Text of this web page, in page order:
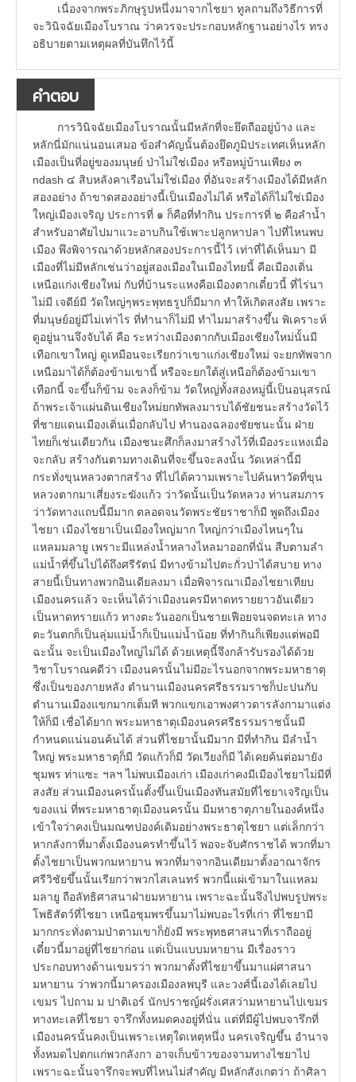
เนื่องจากพระภิกษุรูปหนึ่งมาจากไชยา ทูลถามถึงวิธีการที่
จะวินิจฉัยเมืองโบราณ ว่าควรจะประกอบหลักฐานอย่างไร ทรง
อธิบายตามเหตุผลที่บันทึกไว้นี้
คำตอบ
การวินิจฉัยเมืองโบราณนั้นมีหลักที่จะยึดถืออยู่บ้าง และ
หลักนี่มักแน่นอนเสมอ ข้อสำคัญนั้นต้องยึดภูมิประเทศเห็นหลัก
เมืองเป็นที่อยู่ของมนุษย์ ป่าไม่ใช่เมือง หรือหมู่บ้านเพียง ๓
ndash ๔ สิบหลังคาเรือนไม่ใช่เมือง ที่อันจะสร้างเมืองได้มีหลัก
สองอย่าง ถ้าขาดสองอย่างนี้เป็นเมืองไม่ได้ หรือได้ก็ไม่ใช่เมือง
ใหญ่เมืองเจริญ ประการที่ ๑ ก็คือที่ทำกิน ประการที่ ๒ คือลำน้ำ
สำหรับอาศัยไปมาแวะอาบกินใช้เพาะปลูกหาปลา ไปที่ไหนพบ
เมือง พึงพิจารณาด้วยหลักสองประการนี้ไว้ เท่าที่ได้เห็นมา มี
เมืองที่ไม่มีหลักเช่นว่าอยู่สองเมืองในเมืองไทยนี้ คือเมืองเติ่น
เหนือแก่งเชียงใหม่ กับที่บ้านระแหงคือเมืองตากเดี๋ยวนี้ ที่ไร่นา
ไม่มี เจดีย์มี วัดใหญ่ๆพระพุทธรูปก็มีมาก ทำให้เกิดสงสัย เพราะ
ที่มนุษย์อยู่มีไม่เท่าไร ที่ทำนาก็ไม่มี ทำไมมาสร้างขึ้น พิเคราะห์
ดูอยู่นานจึงจับได้ คือ ระหว่างเมืองตากกับเมืองเชียงใหม่นั้นมี
เทือกเขาใหญ่ ดูเหมือนจะเรียกว่าเขาแก่งเชียงใหม่ จะยกทัพจาก
เหนือมาได้ก็ต้องข้ามเขานี้ หรือจะยกใต้สู่เหนือก็ต้องข้ามเขา
เทือกนี้ จะขึ้นก็ข้าม จะลงก็ข้าม วัดใหญ่ทั้งสองหมู่นี้เป็นอนุสรณ์
ถ้าพระเจ้าแผ่นดินเชียงใหม่ยกทัพลงมารบได้ชัยชนะสร้างวัดไว้
ที่ชายแดนเมืองเติ่นเมื่อกลับไป ทำนองฉลองชัยชนะนั้น ฝ่าย
ไทยก็เช่นเดียวกัน เมืองชนะศึกก็ลงมาสร้างไว้ที่เมืองระแหงเมื่อ
จะกลับ สร้างกันตามทางเดินที่จะขึ้นจะลงนั้น วัดเหล่านี้มี
กระทั่งขุนหลวงตากสร้าง ที่ไปได้ความเพราะไปค้นหาวัดที่ขุน
หลวงตากมาเสี่ยงระฆังแก้ว ว่าวัดนั้นเป็นวัดหลวง ท่านสมภาร
ว่าวัดทางแถบนี้มีมาก ตลอดจนวัดพระชัยราชาก็มี พูดถึงเมือง
ไชยา เมืองไชยาเป็นเมืองใหญ่มาก ใหญ่กว่าเมืองไหนๆใน
แหลมมลายู เพราะมีแหล่งน้ำหลางไหลมาออกที่นั่น สืบตามลำ
แม่น้ำที่ขึ้นไปได้ถึงศรีรัตน์ มีทางข้ามไปตะกั่วป่าได้สบาย ทาง
สายนี้เป็นทางพวกอินเดียลงมา เมื่อพิจารณาเมืองไชยาเทียบ
เมืองนครแล้ว จะเห็นได้ว่าเมืองนครมีหาดทรายยาวอันเดียว
เป็นหาดทรายแก้ว ทางตะวันออกเป็นชายเฟือยจนจดทะเล ทาง
ตะวันตกก็เป็นลุ่มแม่น้ำก็เป็นแม่น้ำน้อย ที่ทำกินก็เพียงแต่พอมี
ฉะนั้น จะเป็นเมืองใหญ่ไม่ได้ ด้วยเหตุนี้จึงกล้ารับรองได้ด้วย
วิชาโบราณคดีว่า เมืองนครนั้นไม่มีอะไรนอกจากพระมหาธาตุ
ซึ่งเป็นของภายหลัง ตำนานเมืองนครศรีธรรมราชก็ปะปนกับ
ตำนานเมืองแขกมากเต็มที พวกแขกเอาพงศาวดารลังกามาแต่ง
ให้ก็มี เชื่อได้ยาก พระมหาธาตุเมืองนครศรีธรรมราชนั้นมี
กำหนดแน่นอนค้นได้ ส่วนที่ไชยานั้นมีมาก มีที่ทำกิน มีลำน้ำ
ใหญ่ พระมหาธาตุก็มี วัดแก้วก็มี วัดเวียงก็มี ได้เคยค้นต่อมายัง
ชุมพร ท่าแซะ ฯลฯ ไม่พบเมืองเก่า เมืองเก่าคงมีเมืองไชยาไม่มีที่
สงสัย ส่วนเมืองนครนั้นตั้งขึ้นเป็นเมืองทันสมัยที่ไชยาเจริญเป็น
ของแน่ ที่พระมหาธาตุเมืองนครนั้น มีมหาธาตุภายในองค์หนึ่ง
เข้าใจว่าคงเป็นมณฑปองค์เดิมอย่างพระธาตุไชยา แต่เล็กกว่า
หากลังกาที่มาตั้งเมืองนครทำขึ้นไว้ พอจะจับศักราชได้ พวกที่มา
ตั้งไชยาเป็นพวกมหายาน พวกที่มาจากอินเดียมาตั้งอาณาจักร
ศรีวิชัยขึ้นนั้นเรียกว่าพวกไสเลนทร์ พวกนี้แผ่เข้ามาในแหลม
มลายู ถือลัทธิศาสนาฝ่ายมหายาน เพราะฉะนั้นจึงไปพบรูปพระ
โพธิสัตว์ที่ไชยา เหนือชุมพรขึ้นมาไม่พบอะไรที่เก่า ที่ไชยามี
มากกระทั่งตามป่าตามเขาก็ยังมี พระพุทธศาสนาที่เราถืออยู่
เดี๋ยวนี้มาอยู่ที่ไชยาก่อน แต่เป็นแบบมหายาน มีเรื่องราว
ประกอบทางด้านเขมรว่า พวกมาตั้งที่ไชยาขึ้นมาแผ่ศาสนา
มหายาน ว่าพวกนี้มาครองเมืองลพบุรี และวงศ์นี้เองได้เลยไป
เขมร ไปถาม ม ปาติเอร์ นักปราชญ์ฝรั่งเศสว่ามหายานไปเขมร
ทางทะเลที่ไชยา จารึกทั้งหมดคงอยู่ที่นั่น แต่ที่มีผู้ไปพบจารึกที่
เมืองนครนั้นคงเป็นเพราะเหตุใดเหตุหนึ่ง นครเจริญขึ้น อำนาจ
ทั้งหมดไปตกแก่พวกลังกา อาจเก็บข้าวของจามทางไชยาไป
เพราะฉะนั้นจารึกจะพบที่ไหนไม่สำคัญ มีหลักสังเกตว่า ถ้าศิลา